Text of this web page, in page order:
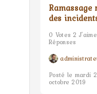
Ramassage
des
0 Votes 2
Réponses
Posté le mardi
octobre 2019